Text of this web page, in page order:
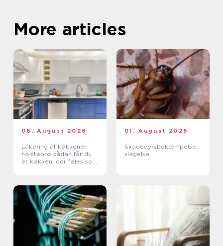
More articles
06. August 2026
Lakering af køkkener
holstebro sådan får du
et køkken, der føles som
01. August 2026
Skadedyrsbekæmpelse
slagelse